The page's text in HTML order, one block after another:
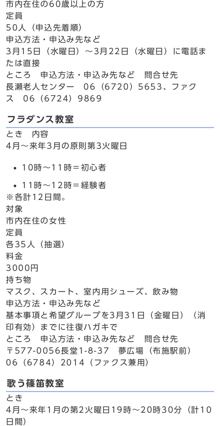
市内在住の60歳以上の方
定員
50人（申込先着順）
申込方法・申込み先など
3月15日（水曜日）～3月22日（水曜日）に電話ま
たは直接
ところ 申込方法・申込み先など 問合せ先
長瀬老人センター 06（6720）5653、ファク
ス 06（6724）9869
フラダンス教室
とき 内容
4月～来年3月の原則第3火曜日
10時～11時＝初心者
11時～12時＝経験者
※各計12日間。
対象
市内在住の女性
定員
各35人（抽選）
料金
3000円
持ち物
マスク、スカート、室内用シューズ、飲み物
申込方法・申込み先など
基本事項と希望グループを3月31日（金曜日）（消
印有効）までに往復ハガキで
ところ 申込方法・申込み先など 問合せ先
〒577-0056長堂1-8-37 夢広場（布施駅前）
06（6784）2014（ファクス兼用）
歌う篠笛教室
とき
4月～来年1月の第2火曜日19時～20時30分（計10
日間）